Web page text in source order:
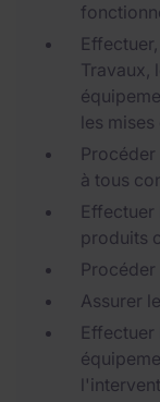
Travaux,
les
à tous
Effectuer
produits
Assurer
Effectuer